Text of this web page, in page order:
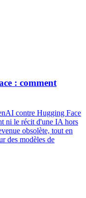
: comment
contre Hugging Face
ni le récit d'une IA hors
obsolète, tout en
des modèles de